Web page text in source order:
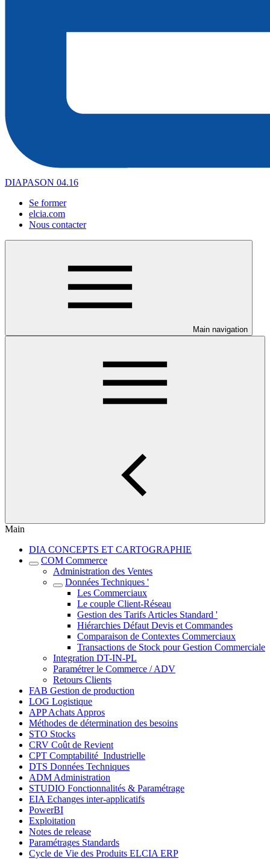
DIAPASON 04.16
Se former
elcia.com
Nous contacter
Main navigation
Main
DIA CONCEPTS ET CARTOGRAPHIE
COM Commerce
Administration des Ventes
Données Techniques '
Les Commerciaux
Le couple Client-Réseau
Gestion des Tarifs Articles Standard '
Hiérarchies Défaut Devis et Commandes
Comparaison de Contextes Commerciaux
Transactions de Stock pour Gestion Commerciale
Integration DT-IN-PL
Paramétrer le Commerce / ADV
Retours Clients
FAB Gestion de production
LOG Logistique
APP Achats Appros
Méthodes de détermination des besoins
STO Stocks
CRV Coût de Revient
CPT Comptabilité_Industrielle
DTS Données Techniques
ADM Administration
STUDIO Fonctionnalités & Paramétrage
EIA Echanges inter-applicatifs
PowerBI
Exploitation
Notes de release
Paramétrages Standards
Cycle de Vie des Produits ELCIA ERP